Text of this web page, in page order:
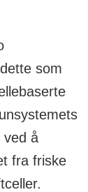
som
ved å
fra friske